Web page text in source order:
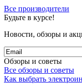
Все производители
Будьте в курсе!
Новости, обзоры и
Обзоры и советы
Все обзоры и советы
Как выбрать